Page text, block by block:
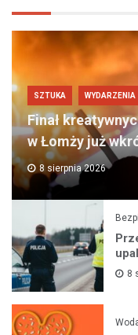
SZTUKA WYDARZENIA
Finał
w Łomży już
8 sierpnia 2026
8